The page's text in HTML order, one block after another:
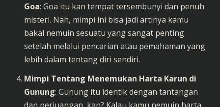
Goa: Goa itu kan tempat tersembunyi dan penuh
misteri. Nah, mimpi ini bisa jadi artinya kamu
bakal nemuin sesuatu yang sangat penting
setelah melalui pencarian atau pemahaman yang
lebih dalam tentang diri sendiri.
Mimpi Tentang Menemukan Harta Karun di
Gunung: Gunung itu identik dengan tantangan